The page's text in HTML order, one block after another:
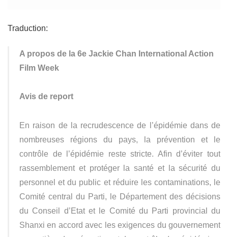
Traduction:
A propos de la 6e Jackie Chan International Action
Film Week
Avis de report
En raison de la recrudescence de l’épidémie dans de
nombreuses régions du pays, la prévention et le
contrôle de l’épidémie reste stricte. Afin d’éviter tout
rassemblement et protéger la santé et la sécurité du
personnel et du public et réduire les contaminations, le
Comité central du Parti, le Département des décisions
du Conseil d’Etat et le Comité du Parti provincial du
Shanxi en accord avec les exigences du gouvernement